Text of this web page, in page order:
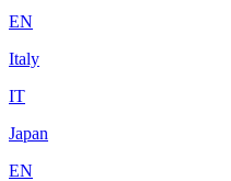
EN
Italy
IT
Japan
EN